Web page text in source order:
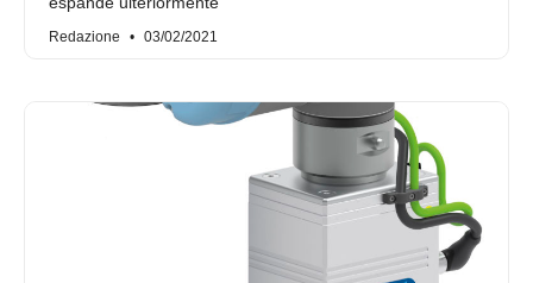
Redazione 03/02/2021